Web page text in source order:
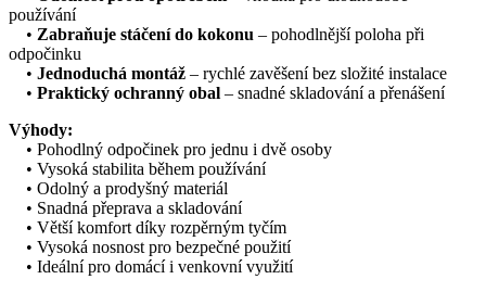
používání
• Zabraňuje stáčení do kokonu – pohodlnější poloha při
odpočinku
• Jednoduchá montáž – rychlé zavěšení bez složité instalace
• Praktický ochranný obal – snadné skladování a přenášení
Výhody:
• Pohodlný odpočinek pro jednu i dvě osoby
• Vysoká stabilita během používání
• Odolný a prodyšný materiál
• Snadná přeprava a skladování
• Větší komfort díky rozpěrným tyčím
• Vysoká nosnost pro bezpečné použití
• Ideální pro domácí i venkovní využití